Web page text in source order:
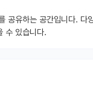
공유하는 공간입니다.
수 있습니다.